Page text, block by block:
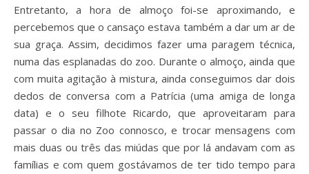
Entretanto, a hora de almoço foi-se aproximando, e
percebemos que o cansaço estava também a dar um ar de
sua graça. Assim, decidimos fazer uma paragem técnica,
numa das esplanadas do zoo. Durante o almoço, ainda que
com muita agitação à mistura, ainda conseguimos dar dois
dedos de conversa com a Patrícia (uma amiga de longa
data) e o seu filhote Ricardo, que aproveitaram para
passar o dia no Zoo connosco, e trocar mensagens com
mais duas ou três das miúdas que por lá andavam com as
famílias e com quem gostávamos de ter tido tempo para